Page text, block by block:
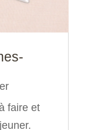
faire et